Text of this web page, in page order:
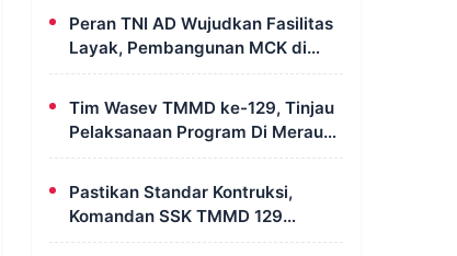
Geopolitik dan Supremasi Hukum
Peran TNI AD Wujudkan Fasilitas
Layak, Pembangunan MCK di
Dusun Serapu Rampung
Dikerjakan
Tim Wasev TMMD ke-129, Tinjau
Pelaksanaan Program Di Merauke
– Papua Selatan
Pastikan Standar Kontruksi,
Komandan SSK TMMD 129
Intensif Awasi Pembangunan